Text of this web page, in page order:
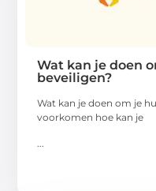
Wat kan je doen
beveiligen?
Wat kan je doen om je
voorkomen hoe kan je